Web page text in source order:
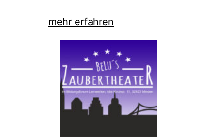
mehr erfahren